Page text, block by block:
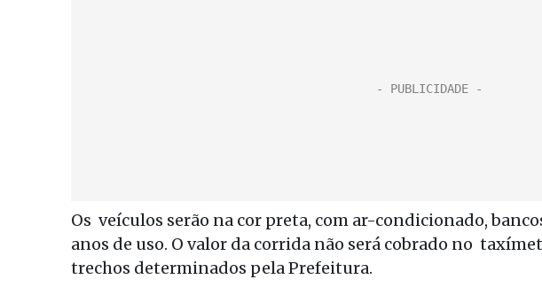
Os veículos serão na cor preta, com ar-condicionado,
anos de uso. O valor da corrida não será cobrado no
trechos determinados pela Prefeitura.